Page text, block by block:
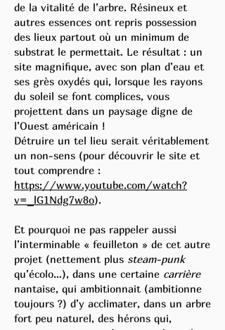
de la vitalité de l’arbre. Résineux et
autres essences ont repris possession
des lieux partout où un minimum de
substrat le permettait. Le résultat : un
site magnifique, avec son plan d’eau et
ses grès oxydés qui, lorsque les rayons
du soleil se font complices, vous
projettent dans un paysage digne de
l’Ouest américain !
Détruire un tel lieu serait véritablement
un non-sens (pour découvrir le site et
tout comprendre :
https://www.youtube.com/watch?
v=_lG1Ndg7w8o).
Et pourquoi ne pas rappeler aussi
l’interminable « feuilleton » de cet autre
projet (nettement plus steam-punk
qu’écolo…), dans une certaine carrière
nantaise, qui ambitionnait (ambitionne
toujours ?) d’y acclimater, dans un arbre
fort peu naturel, des hérons qui,